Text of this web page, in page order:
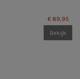
€ 89,95
Bekijk